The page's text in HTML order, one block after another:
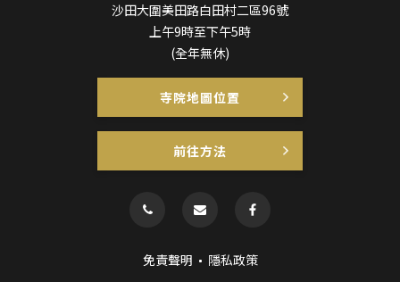
沙田大圍美田路白田村二區96號
上午9時至下午5時
(全年無休)
寺院地圖位置
前往方法
免責聲明 隱私政策